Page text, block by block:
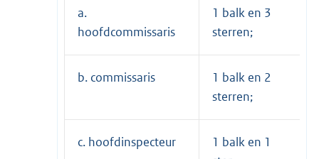
a.
hoofdcommissaris
1 balk en 3
sterren;
b. commissaris
1 balk en 2
sterren;
c. hoofdinspecteur
1 balk en 1